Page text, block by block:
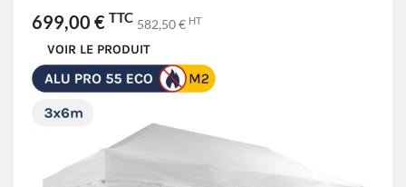
699,00 € TTC 582,50 € HT
VOIR LE PRODUIT